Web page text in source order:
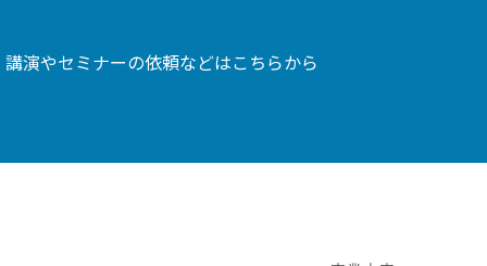
演やセミナーの依頼などはこちらから